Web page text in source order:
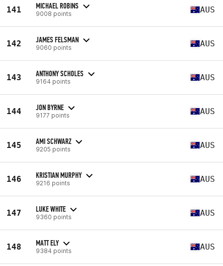
141 MICHAEL ROBINS
9008 points AUS
142 JAMES FELSMAN
9060 points AUS
143 ANTHONY SCHOLES
9164 points AUS
144 JON BYRNE
9177 points AUS
145 AMI SCHWARZ
9205 points AUS
146 KRISTIAN MURPHY
9216 points AUS
147 LUKE WHITE
9360 points AUS
148 MATT ELY
9384 points AUS